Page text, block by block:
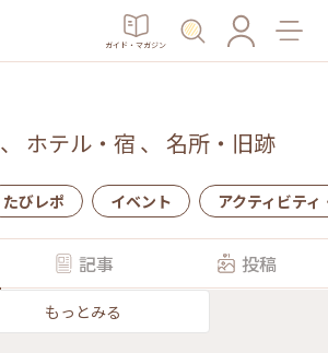
ガイド・マガジン
、 ホテル・宿 、 名所・旧跡
たびレポ イベント アクティビティ
記事 投稿
もっとみる